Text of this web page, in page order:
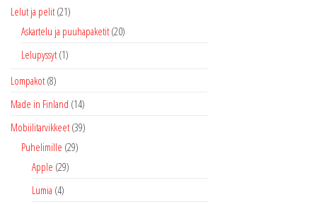
Lelut ja pelit (21)
Askartelu ja puuhapaketit (20)
Lelupyssyt (1)
Lompakot (8)
Made in Finland (14)
Mobiilitarvikkeet (39)
Puhelimille (29)
Apple (29)
Lumia (4)